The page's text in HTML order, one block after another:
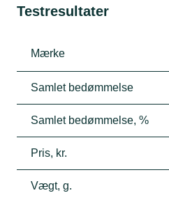
Testresultater
Mærke
Samlet bedømmelse
Samlet bedømmelse, %
Pris, kr.
Vægt, g.